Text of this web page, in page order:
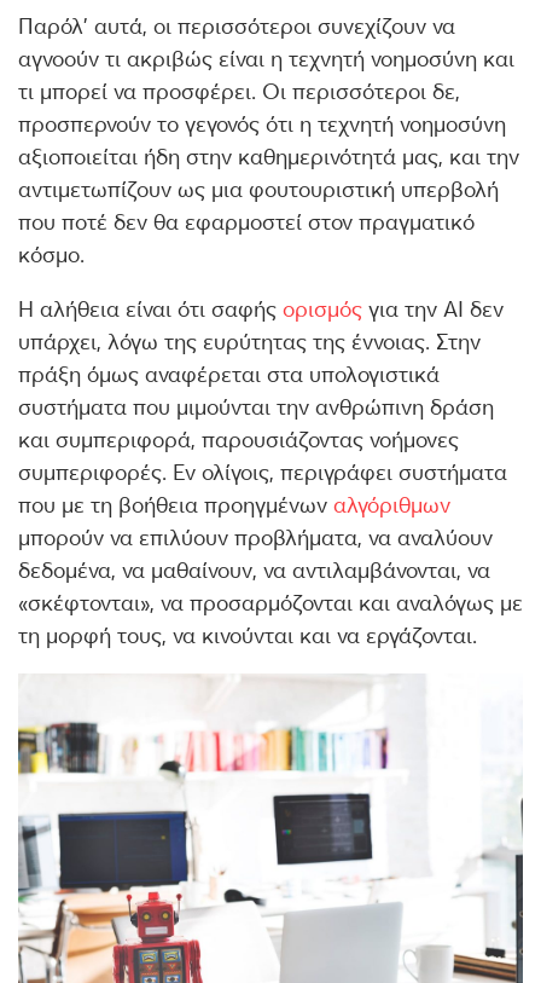
Παρόλ' αυτά, οι περισσότεροι συνεχίζουν να
αγνοούν τι ακριβώς είναι η τεχνητή νοημοσύνη και
τι μπορεί να προσφέρει. Οι περισσότεροι δε,
προσπερνούν το γεγονός ότι η τεχνητή νοημοσύνη
αξιοποιείται ήδη στην καθημερινότητά μας, και την
αντιμετωπίζουν ως μια φουτουριστική υπερβολή
που ποτέ δεν θα εφαρμοστεί στον πραγματικό
κόσμο.
Η αλήθεια είναι ότι σαφής ορισμός για την ΑΙ δεν
υπάρχει, λόγω της ευρύτητας της έννοιας. Στην
πράξη όμως αναφέρεται στα υπολογιστικά
συστήματα που μιμούνται την ανθρώπινη δράση
και συμπεριφορά, παρουσιάζοντας νοήμονες
συμπεριφορές. Εν ολίγοις, περιγράφει συστήματα
που με τη βοήθεια προηγμένων αλγόριθμων
μπορούν να επιλύουν προβλήματα, να αναλύουν
δεδομένα, να μαθαίνουν, να αντιλαμβάνονται, να
«σκέφτονται», να προσαρμόζονται και αναλόγως με
τη μορφή τους, να κινούνται και να εργάζονται.